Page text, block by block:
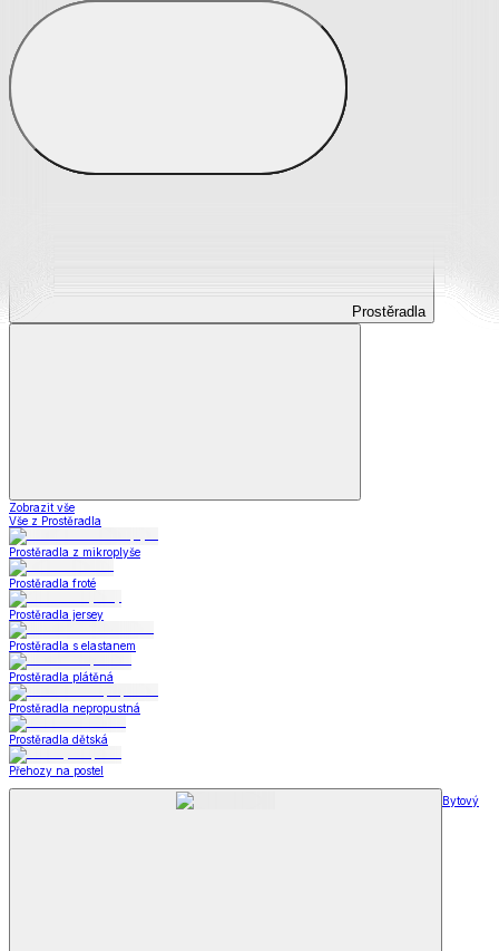
Prostěradla
Prostěradla
Zobrazit vše
Vše z Prostěradla
Prostěradla z mikroplyše
Prostěradla froté
Prostěradla jersey
Prostěradla s elastanem
Prostěradla plátěná
Prostěradla nepropustná
Prostěradla dětská
Přehozy na postel
Bytový